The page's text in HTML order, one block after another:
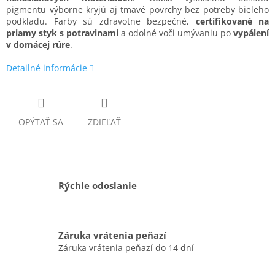
pigmentu výborne kryjú aj tmavé povrchy bez potreby bieleho
podkladu. Farby sú zdravotne bezpečné, certifikované na
priamy styk s potravinami a odolné voči umývaniu po vypálení
v domácej rúre.
Detailné informácie
OPÝTAŤ SA ZDIEĽAŤ
Rýchle odoslanie
Záruka vrátenia peňazí
Záruka vrátenia peňazí do 14 dní